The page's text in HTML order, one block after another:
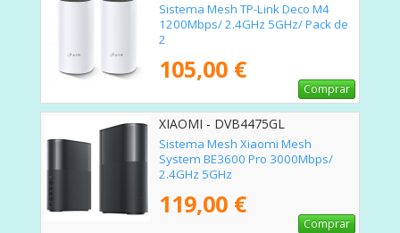
Sistema Mesh TP-Link Deco M4
1200Mbps/ 2.4GHz 5GHz/ Pack de
2
105,00 €
Comprar
XIAOMI - DVB4475GL
Sistema Mesh Xiaomi Mesh
System BE3600 Pro 3000Mbps/
2.4GHz 5GHz
119,00 €
Comprar